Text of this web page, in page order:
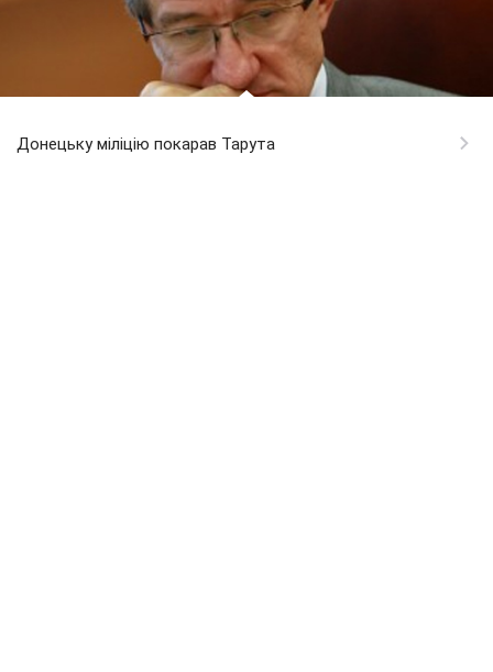
Донецьку міліцію покарав Тарута